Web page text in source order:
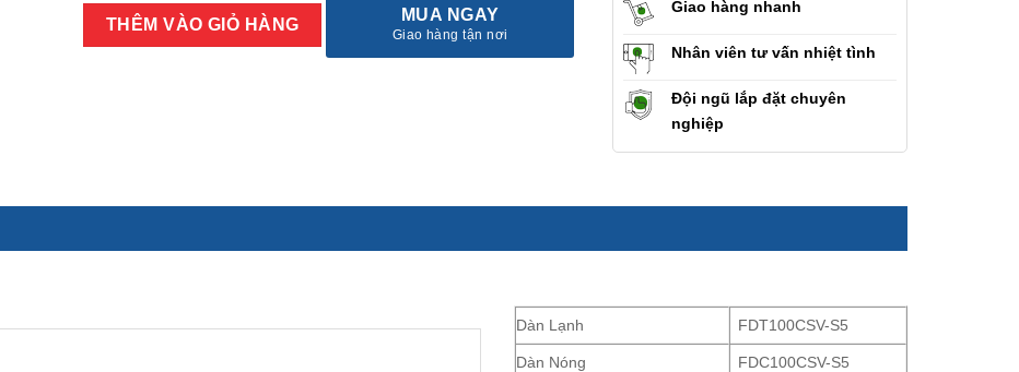
THÊM VÀO GIỎ HÀNG
MUA NGAY
Giao hàng tận nơi
Giao hàng nhanh
Nhân viên tư vấn nhiệt tình
Đội ngũ lắp đặt chuyên
nghiệp
Dàn Lạnh FDT100CSV-S5
Dàn Nóng FDC100CSV-S5